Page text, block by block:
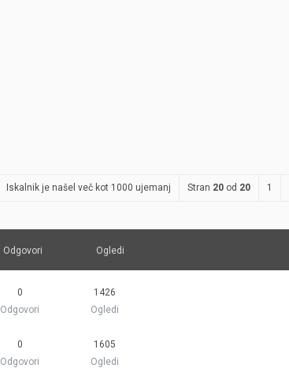
Iskalnik je našel več kot 1000 ujemanj Stran 20 od 20 1
Odgovori Ogledi
0
Odgovori
1426
Ogledi
0
Odgovori
1605
Ogledi